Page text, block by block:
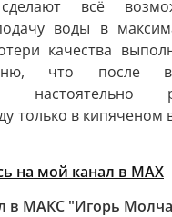
всё
воды в
качества
что после
настоятельно
только в кипяченом
на мой канал в МАХ
в МАКС "Игорь